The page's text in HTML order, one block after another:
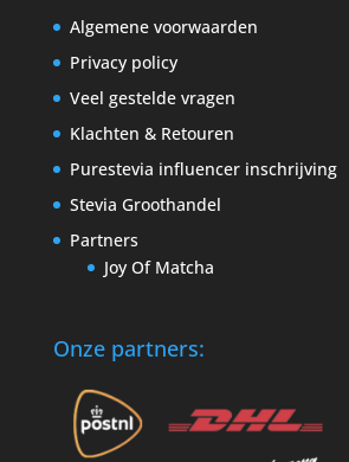
Algemene voorwaarden
Privacy policy
Veel gestelde vragen
Klachten & Retouren
Purestevia influencer inschrijving
Stevia Groothandel
Partners
Joy Of Matcha
Onze partners: